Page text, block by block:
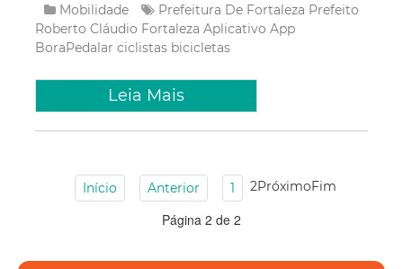
Mobilidade Prefeitura De Fortaleza Prefeito
Roberto Cláudio Fortaleza Aplicativo App
BoraPedalar ciclistas bicicletas
Leia Mais
Início Anterior 1 2PróximoFim
Página 2 de 2